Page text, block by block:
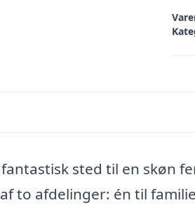
sted til en skøn
to afdelinger: én til